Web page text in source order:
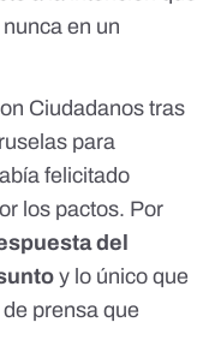
en un
Ciudadanos tras
para
felicitado
los pactos. Por
del
y lo único que
prensa que